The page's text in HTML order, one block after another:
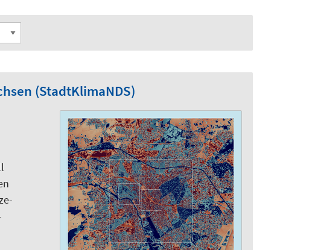
(StadtKlimaNDS)